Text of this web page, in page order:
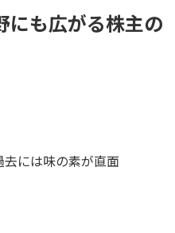
にも広がる株主の
去には味の素が直面